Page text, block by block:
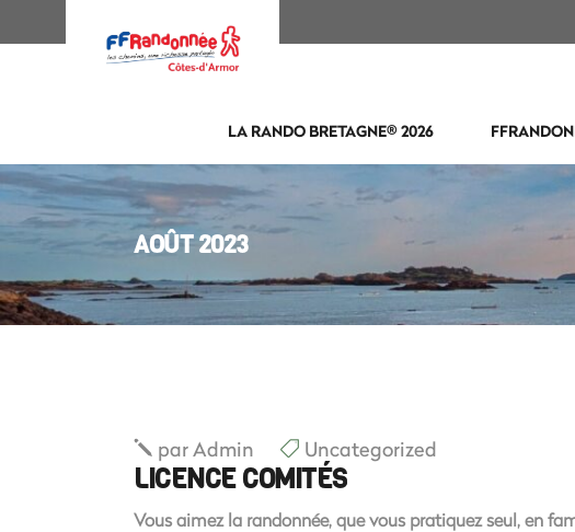
LA RANDO BRETAGNE® 2026
AOÛT 2023
parAdmin Uncategorized
LICENCE COMITÉS
Vous aimez la randonnée, que vous pratiquez seul, en